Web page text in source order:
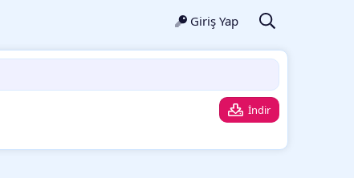
Giriş Yap
İndir